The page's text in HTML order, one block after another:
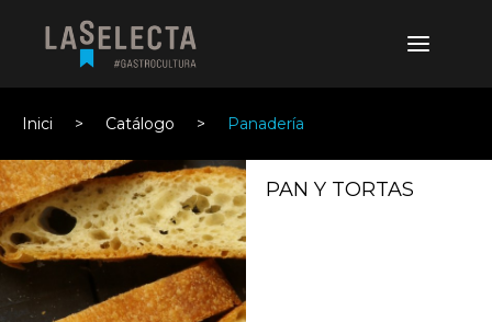
Inici Catálogo Panadería
PAN Y TORTAS